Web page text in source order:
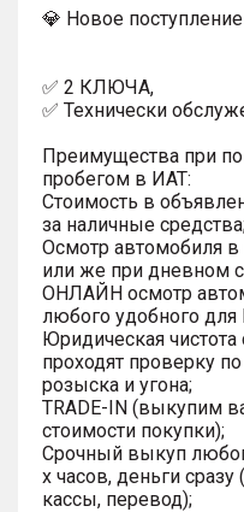
💎 Новое поступление
✅ 2 КЛЮЧА,
✅ Технически
Преимущества при
пробегом в ИАТ:
Стоимость в
за наличные
Осмотр автомобиля
или же при дневном
ОНЛАЙН осмотр
любого удобного
Юридическая
проходят проверку
розыска и угона;
TRADE-IN (выкупим
стоимости покупки);
Срочный выкуп
х часов, деньги
кассы, перевод);